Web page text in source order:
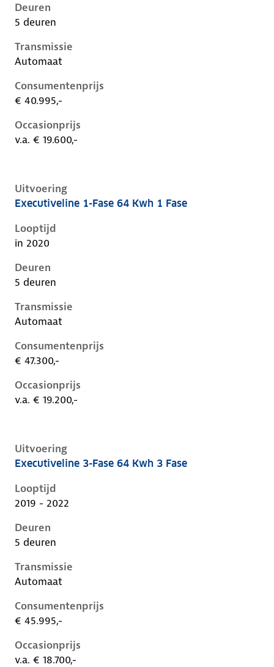
Deuren
5 deuren
Transmissie
Automaat
Consumentenprijs
€ 40.995,-
Occasionprijs
v.a. € 19.600,-
Uitvoering
Kia Niro i-de-1e-facelift, 64 kwh 1 fase, 150 kW,
Executiveline 1-Fase 64 Kwh 1 Fase
Looptijd
in 2020
Deuren
5 deuren
Transmissie
Automaat
Consumentenprijs
€ 47.300,-
Occasionprijs
v.a. € 19.200,-
Uitvoering
Kia Niro i-de-1e-facelift, 64 kwh 3 fase, 150 kW,
Executiveline 3-Fase 64 Kwh 3 Fase
Looptijd
2019 - 2022
Deuren
5 deuren
Transmissie
Automaat
Consumentenprijs
€ 45.995,-
Occasionprijs
v.a. € 18.700,-